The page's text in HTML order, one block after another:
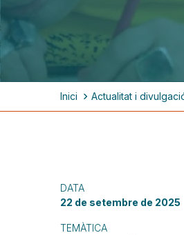
d'ariadna
Inici Actualitat i
DATA
22 de setembre de 2025
TEMÀTICA